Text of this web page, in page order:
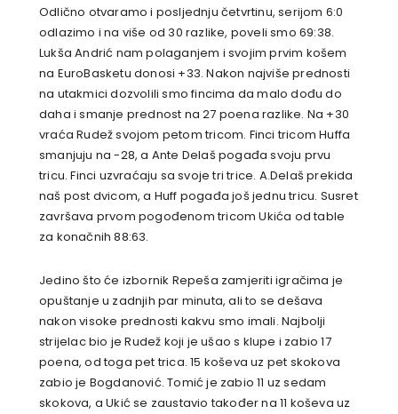
Odlično otvaramo i posljednju četvrtinu, serijom 6:0
odlazimo i na više od 30 razlike, poveli smo 69:38.
Lukša Andrić nam polaganjem i svojim prvim košem
na EuroBasketu donosi +33. Nakon najviše prednosti
na utakmici dozvolili smo fincima da malo dođu do
daha i smanje prednost na 27 poena razlike. Na +30
vraća Rudež svojom petom tricom. Finci tricom Huffa
smanjuju na -28, a Ante Delaš pogađa svoju prvu
tricu. Finci uzvraćaju sa svoje tri trice. A.Delaš prekida
naš post dvicom, a Huff pogađa još jednu tricu. Susret
završava prvom pogođenom tricom Ukića od table
za konačnih 88:63.
Jedino što će izbornik Repeša zamjeriti igračima je
opuštanje u zadnjih par minuta, ali to se dešava
nakon visoke prednosti kakvu smo imali. Najbolji
strijelac bio je Rudež koji je ušao s klupe i zabio 17
poena, od toga pet trica. 15 koševa uz pet skokova
zabio je Bogdanović. Tomić je zabio 11 uz sedam
skokova, a Ukić se zaustavio također na 11 koševa uz